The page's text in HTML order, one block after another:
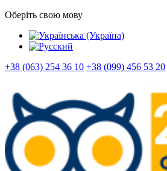
Оберіть свою мову
+38 (063) 254 36 10 +38 (099) 456 53 20